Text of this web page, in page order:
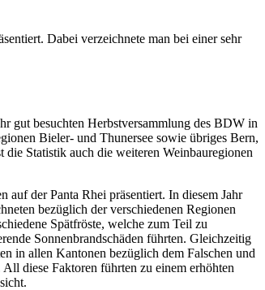
Dabei verzeichnete man bei einer sehr
gut besuchten Herbstversammlung des BDW in
Bieler- und Thunersee sowie übriges Bern,
Statistik auch die weiteren Weinbauregionen
auf der Panta Rhei präsentiert. In diesem Jahr
bezüglich der verschiedenen Regionen
Spätfröste, welche zum Teil zu
Sonnenbrandschäden führten. Gleichzeitig
in allen Kantonen bezüglich dem Falschen und
diese Faktoren führten zu einem erhöhten